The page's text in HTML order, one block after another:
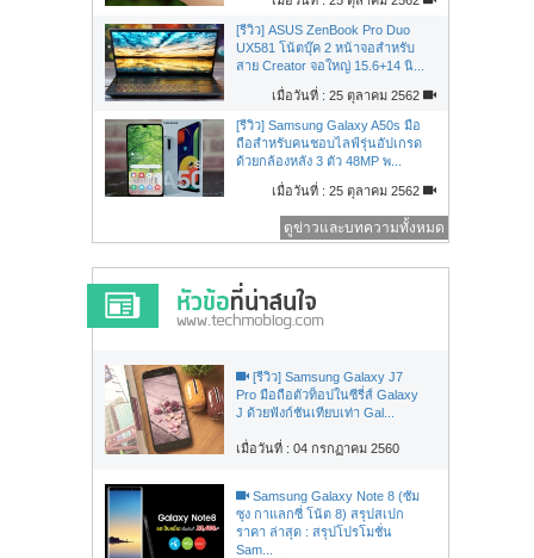
[รีวิว] ASUS ZenBook Pro Duo
UX581 โน้ตบุ๊ค 2 หน้าจอสำหรับ
สาย Creator จอใหญ่ 15.6+14 นิ...
เมื่อวันที่ : 25 ตุลาคม 2562
[รีวิว] Samsung Galaxy A50s มือ
ถือสำหรับคนชอบไลฟ์รุ่นอัปเกรด
ด้วยกล้องหลัง 3 ตัว 48MP พ...
เมื่อวันที่ : 25 ตุลาคม 2562
ดูข่าวและบทความทั้งหมด
[รีวิว] Samsung Galaxy J7
Pro มือถือตัวท็อปในซีรี่ส์ Galaxy
J ด้วยฟังก์ชันเทียบเท่า Gal...
เมื่อวันที่ : 04 กรกฏาคม 2560
Samsung Galaxy Note 8 (ซัม
ซุง กาแลกซี่ โน้ต 8) สรุปสเปก
ราคา ล่าสุด : สรุปโปรโมชั่น
Sam...